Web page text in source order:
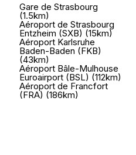
Gare de Strasbourg
(1.5km)
Aéroport de Strasbourg
Entzheim (SXB) (15km)
Aéroport Karlsruhe
Baden-Baden (FKB)
(43km)
Aéroport Bâle-Mulhouse
Euroairport (BSL) (112km)
Aéroport de Francfort
(FRA) (186km)